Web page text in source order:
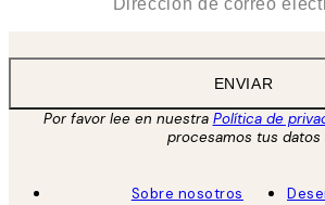
ENVIAR
Por favor lee en nuestra Política de
procesamos tus datos
Sobre nosotros